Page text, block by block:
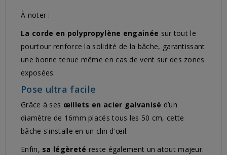
À noter :
La corde en polypropylène engainée sur tout le
pourtour renforce la solidité de la bâche, garantissant
une bonne tenue même en cas de vent sur des zones
exposées.
Pose ultra facile
Grâce à ses œillets en acier galvanisé d’un
diamètre de 16mm placés tous les 50 cm, cette
bâche s'installe en un clin d'œil.
Enfin, sa légèreté reste également un atout majeur.